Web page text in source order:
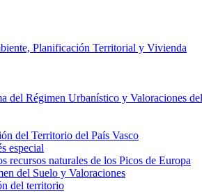
Planificación Territorial y Vivienda
del Régimen Urbanístico y Valoraciones
del Territorio del País Vasco
especial
recursos naturales de los Picos de Europa
del Suelo y Valoraciones
del territorio